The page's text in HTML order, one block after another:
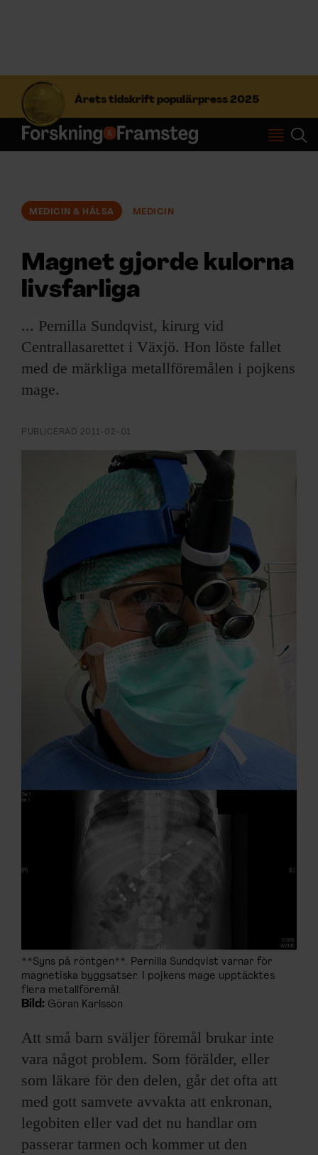
Årets tidskrift populärpress 2025
S
f
t
Prenumerera
ÄMNEN
ARKIV & E-TIDNING
LYSSNA/PODD
EVENEMANG & RESOR
SHOP
KONTAKTA F&F
SKRIV I F&F
PRENUMERERA PÅ F&F
ANNONSERA I F&F
OM F&F
MEDICIN & HÄLSA MEDICIN
Magnet gjorde kulorna
livsfarliga
... Pernilla Sundqvist, kirurg vid
Centrallasarettet i Växjö. Hon löste fallet
med de märkliga metallföremålen i pojkens
mage.
PUBLICERAD 2011-02-01
**Syns på röntgen**. Pernilla Sundqvist varnar för
magnetiska byggsatser. I pojkens mage upptäcktes
flera metallföremål.
Bild: Göran Karlsson
Att små barn sväljer föremål brukar inte
vara något problem. Som förälder, eller
som läkare för den delen, går det ofta att
med gott samvete avvakta att enkronan,
legobiten eller vad det nu handlar om
passerar tarmen och kommer ut den